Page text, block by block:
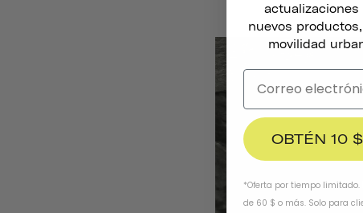
nuevos
movilidad
OBTÉN 10
*Oferta por tiempo
de 60 $ o más. Solo para